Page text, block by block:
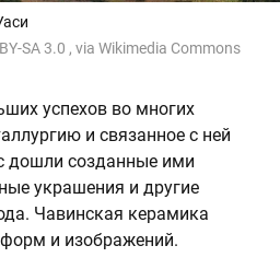
SA 3.0 , via Wikimedia Commons
успехов во многих
и связанное с ней
дошли созданные ими
украшения и другие
Чавинская керамика
и изображений.